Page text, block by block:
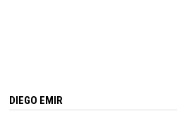
DIEGO EMIR